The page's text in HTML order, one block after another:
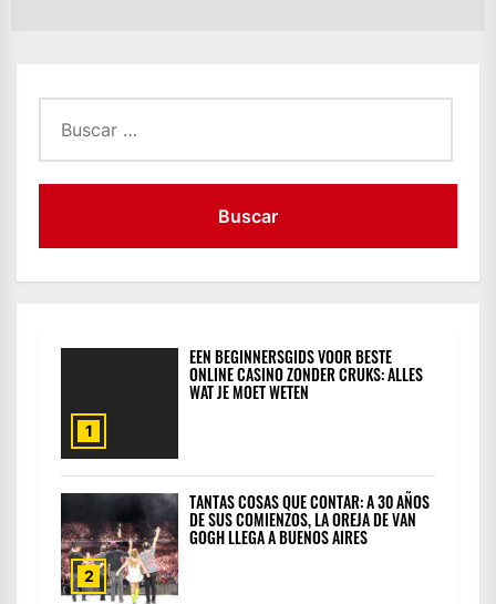
1
EEN BEGINNERSGIDS VOOR BESTE
ONLINE CASINO ZONDER CRUKS: ALLES
WAT JE MOET WETEN
2
TANTAS COSAS QUE CONTAR: A 30 AÑOS
DE SUS COMIENZOS, LA OREJA DE VAN
GOGH LLEGA A BUENOS AIRES